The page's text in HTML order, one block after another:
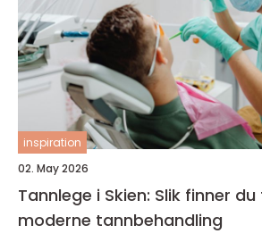
inspiration
02. May 2026
Tannlege i Skien: Slik finner
moderne tannbehandling